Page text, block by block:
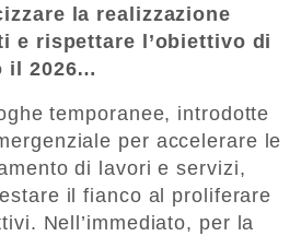
la realizzazione
e rispettare l’obiettivo di
il 2026…
temporanee, introdotte
per accelerare le
di lavori e servizi,
il fianco al proliferare
Nell’immediato, per la